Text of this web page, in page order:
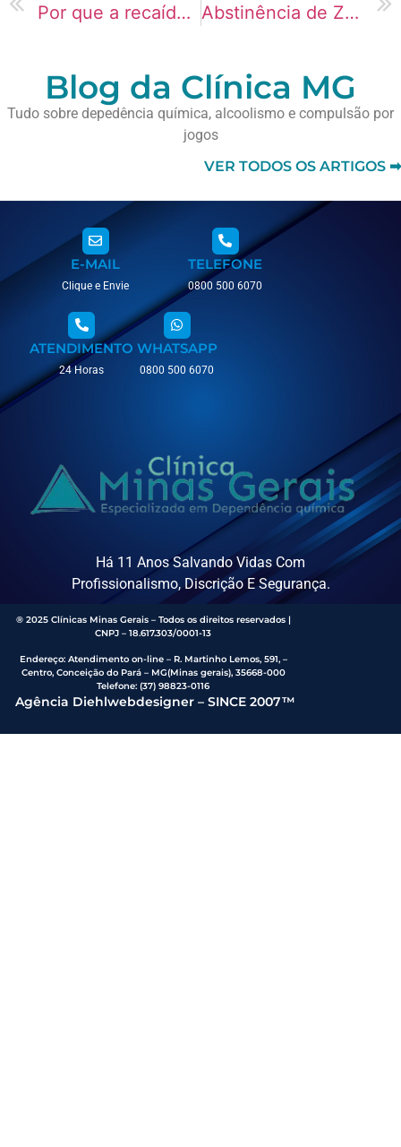
Por que a recaída em Jogos de Apostas (Bets) acontece mesmo com força de vontade Abstinência de Zolpidem: como lidar com a dentes estragados
Blog da Clínica MG
Tudo sobre depedência química, alcoolismo e compulsão por
jogos
VER TODOS OS ARTIGOS ➡
E-MAIL
Clique e Envie
TELEFONE
0800 500 6070
ATENDIMENTO
24 Horas
WHATSAPP
0800 500 6070
Há 11 Anos Salvando Vidas Com
Profissionalismo, Discrição E Segurança.
® 2025 Clínicas Minas Gerais – Todos os direitos reservados |
CNPJ – 18.617.303/0001-13
Endereço: Atendimento on-line – R. Martinho Lemos, 591, –
Centro, Conceição do Pará – MG(Minas gerais), 35668-000
Telefone:(37) 98823-0116
Agência Diehlwebdesigner – SINCE 2007™